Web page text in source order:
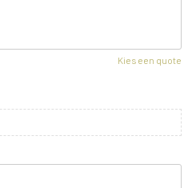
Kies een quote